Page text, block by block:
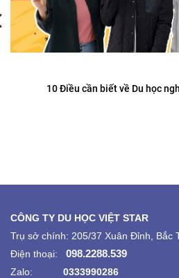
10 Điều cần biết về Du học
CÔNG TY DU HỌC VIỆT STAR
Trụ sở chính: 205/37 Xuân Đỉnh, Bắc
Điện thoại:
098.2288.539
Zalo: 0333990286